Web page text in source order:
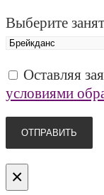
Выберите
Оставляя
условиями
×